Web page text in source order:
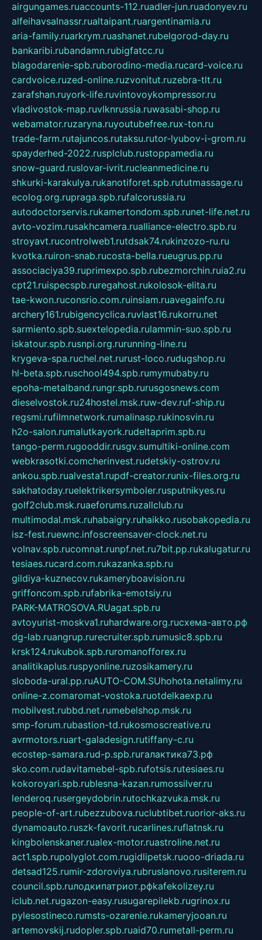
airgungames.ruaccounts-112.ruadler-jun.ruadonyev.ru
alfeihavsalnassr.rualtaipant.ruargentinamia.ru
aria-family.ruarkrym.ruashanet.rubelgorod-day.ru
bankaribi.rubandamn.rubigfatcc.ru
blagodarenie-spb.ruborodino-media.rucard-voice.ru
cardvoice.ruzed-online.ruzvonitut.ruzebra-tlt.ru
zarafshan.ruyork-life.ruvintovoykompressor.ru
vladivostok-map.ruvlknrussia.ruwasabi-shop.ru
webamator.ruzaryna.ruyoutubefree.rux-ton.ru
trade-farm.rutajuncos.rutaksu.rutor-lyubov-i-grom.ru
spayderhed-2022.rusplclub.rustoppamedia.ru
snow-guard.ruslovar-ivrit.rucleanmedicine.ru
shkurki-karakulya.rukanotiforet.spb.rututmassage.ru
ecolog.org.rupraga.spb.rufalcorussia.ru
autodoctorservis.rukamertondom.spb.runet-life.net.ru
avto-vozim.rusakhcamera.rualliance-electro.spb.ru
stroyavt.rucontrolweb1.rutdsak74.rukinzozo-ru.ru
kvotka.ruiron-snab.rucosta-bella.rueugrus.pp.ru
associaciya39.ruprimexpo.spb.rubezmorchin.ruia2.ru
cpt21.ruispecspb.ruregahost.rukolosok-elita.ru
tae-kwon.ruconsrio.com.ruinsiam.ruavegainfo.ru
archery161.rubigencyclica.ruvlast16.rukorru.net
sarmiento.spb.suextelopedia.rulammin-suo.spb.ru
iskatour.spb.rusnpi.org.rurunning-line.ru
krygeva-spa.ruchel.net.rurust-loco.rudugshop.ru
hl-beta.spb.ruschool494.spb.rumymubaby.ru
epoha-metalband.rungr.spb.rurusgosnews.com
dieselvostok.ru24hostel.msk.ruw-dev.ruf-ship.ru
regsmi.rufilmnetwork.rumalinasp.rukinosvin.ru
h2o-salon.rumalutkayork.rudeltaprim.spb.ru
tango-perm.rugooddir.rusgv.sumultiki-online.com
webkrasotki.comcherinvest.rudetskiy-ostrov.ru
ankou.spb.rualvesta1.rupdf-creator.runix-files.org.ru
sakhatoday.ruelektrikersymboler.rusputnikyes.ru
golf2club.msk.ruaeforums.ruzallclub.ru
multimodal.msk.ruhabaigry.ruhaikko.rusobakopedia.ru
isz-fest.ruewnc.infoscreensaver-clock.net.ru
volnav.spb.rucomnat.runpf.net.ru7bit.pp.rukalugatur.ru
tesiaes.rucard.com.rukazanka.spb.ru
gildiya-kuznecov.rukameryboavision.ru
griffoncom.spb.rufabrika-emotsiy.ru
PARK-MATROSOVA.RUagat.spb.ru
avtoyurist-moskva1.ruhardware.org.ruсхема-авто.рф
dg-lab.ruangrup.rurecruiter.spb.rumusic8.spb.ru
krsk124.rukubok.spb.ruromanofforex.ru
analitikaplus.ruspyonline.ruzosikamery.ru
sloboda-ural.pp.ruAUTO-COM.SUhohota.netalimy.ru
online-z.comaromat-vostoka.ruotdelkaexp.ru
mobilvest.rubbd.net.rumebelshop.msk.ru
smp-forum.rubastion-td.rukosmoscreative.ru
avrmotors.ruart-galadesign.rutiffany-c.ru
ecostep-samara.rud-p.spb.ruгалактика73.рф
sko.com.rudavitamebel-spb.rufotsis.rutesiaes.ru
kokoroyari.spb.rublesna-kazan.rumossilver.ru
lenderoq.rusergeydobrin.rutochkazvuka.msk.ru
people-of-art.rubezzubova.ruclubtibet.ruorior-aks.ru
dynamoauto.ruszk-favorit.rucarlines.ruflatnsk.ru
kingbolenskaner.rualex-motor.ruastroline.net.ru
act1.spb.rupolyglot.com.rugidlipetsk.ruooo-driada.ru
detsad125.rumir-zdoroviya.rubruslanovo.rusiterem.ru
council.spb.ruлодкипатриот.рфkafekolizey.ru
iclub.net.rugazon-easy.rusugarepilekb.rugrinox.ru
pylesostineco.rumsts-ozarenie.rukameryjooan.ru
artemovskij.rudopler.spb.ruaid70.rumetall-perm.ru